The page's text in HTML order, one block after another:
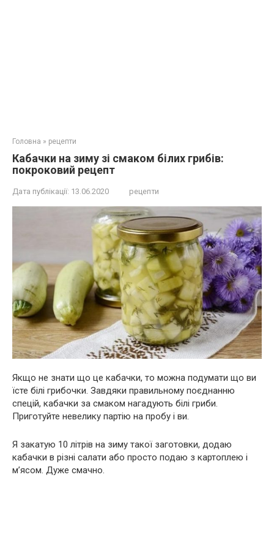
Головна » рецепти
Кабачки на зиму зі смаком білих грибів:
покроковий рецепт
Дата публікації: 13.06.2020 рецепти
Якщо не знати що це кабачки, то можна подумати що ви
їсте білі грибочки. Завдяки правильному поєднанню
спецій, кабачки за смаком нагадують білі гриби.
Приготуйте невелику партію на пробу і ви.
Я закатую 10 літрів на зиму такої заготовки, додаю
кабачки в різні салати або просто подаю з картоплею і
м’ясом. Дуже смачно.